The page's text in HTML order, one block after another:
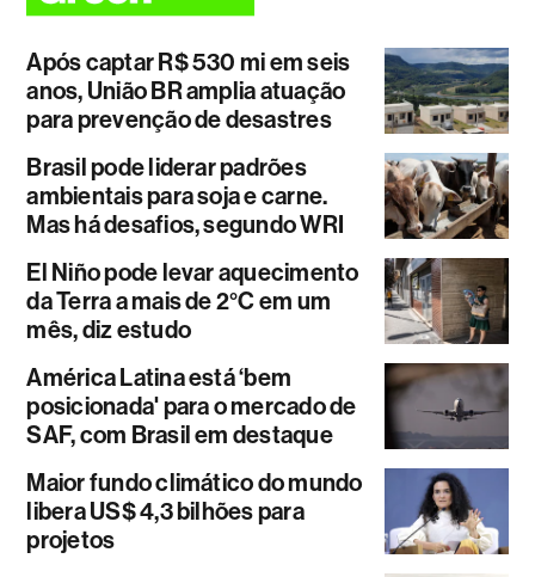
Após captar R$ 530 mi em seis
anos, União BR amplia atuação
para prevenção de desastres
Brasil pode liderar padrões
ambientais para soja e carne.
Mas há desafios, segundo WRI
El Niño pode levar aquecimento
da Terra a mais de 2°C em um
mês, diz estudo
América Latina está ‘bem
posicionada' para o mercado de
SAF, com Brasil em destaque
Maior fundo climático do mundo
libera US$ 4,3 bilhões para
projetos